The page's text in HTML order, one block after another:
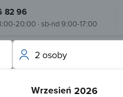
82 96
20:00 · sb-nd 9:00-17:00
Wrzesień
2 osoby